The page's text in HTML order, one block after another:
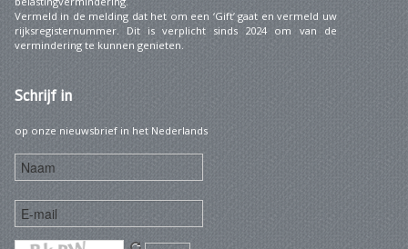
Vermeld in de melding dat het om een ‘Gift’ gaat en vermeld uw
rijksregisternummer. Dit is verplicht sinds 2024 om van de
vermindering te kunnen genieten.
Schrijfin
op onze nieuwsbrief in het Nederlands